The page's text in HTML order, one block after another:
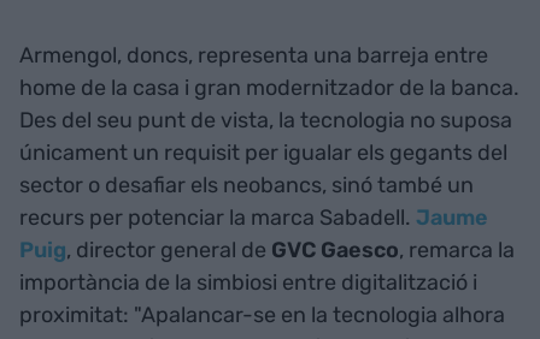
Armengol, doncs, representa una barreja entre
home de la casa i gran modernitzador de la banca.
Des del seu punt de vista, la tecnologia no suposa
únicament un requisit per igualar els gegants del
sector o desafiar els neobancs, sinó també un
recurs per potenciar la marca Sabadell. Jaume
Puig, director general de GVC Gaesco, remarca la
importància de la simbiosi entre digitalització i
proximitat: "Apalancar-se en la tecnologia alhora